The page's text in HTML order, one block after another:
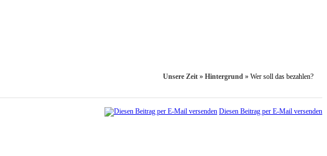
Unsere Zeit » Hintergrund » Wer soll das bezahlen?
Diesen Beitrag per E-Mail versenden